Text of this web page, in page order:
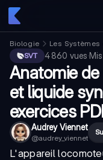
Biologie Les
SVT
4 860 vues·
Anatomie
et liquide
exercices
Audrey Viennet
@audrey_viennet
L'appareil